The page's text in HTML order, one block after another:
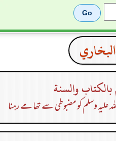
والسنة
علیہ وسلم کو مضبوطی سے تھامے رہنا